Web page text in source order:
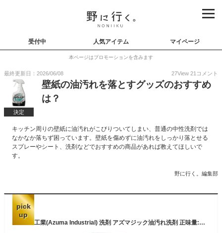
受付中 人気アイテム マイページ
本ページはプロモーションを含みます
最終更新日：2026/06/08 27View 21 コメント
決定
壁紙の油汚れを落とすグッズのおすすめ
は？
キッチン周りの壁紙に油汚れがこびりついてしまい、普通の中性洗剤では
なかなか落ちず困っています。壁紙を傷めずに油汚れをしっかり落とせる
スプレーやシート、洗剤などでおすすめの商品があれば教えてほしいで
す。
野に行く。編集部
pick
up
アズマ工業(Azuma Industrial) 洗剤 アズマジック油汚れ洗剤 正味量:400㎖ キッチンまわりの油汚れを落とす CH862